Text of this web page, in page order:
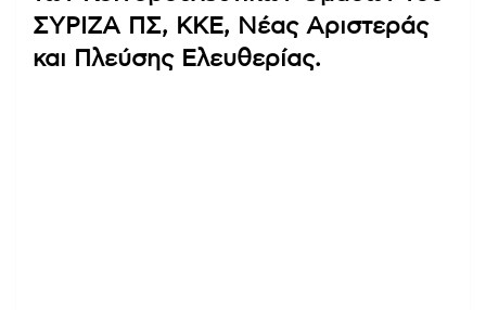
ΣΥΡΙΖΑ ΠΣ, ΚΚΕ, Νέας Αριστεράς
και Πλεύσης Ελευθερίας.